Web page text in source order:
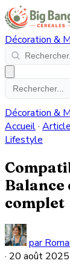
Décoration &
Décoration &
Accueil·
Lifestyle
Balance
complet
par
· 20 août 2025